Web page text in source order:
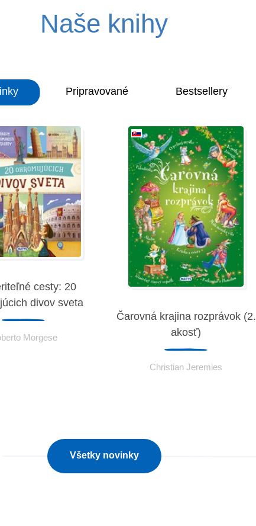
Naše knihy
Pripravované Bestsellery
cesty: 20
divov sveta
Morgese
Čarovná krajina rozprávok (2.
akosť)
Christian Jeremies
Všetky novinky